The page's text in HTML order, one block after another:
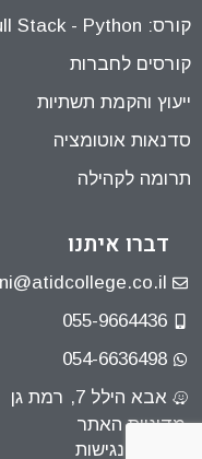
קורס: Full Stack - Python
קורסים לחברות
ייעוץ והקמת תשתיות
סדנאות אוטומציה
תרומה לקהילה
דברו איתנו
055-9664436
054-6636498
אבא הילל 7, רמת גן
מדיניות האתר
הצהרת נגישות